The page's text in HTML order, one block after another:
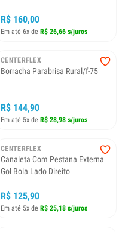
R$ 160,00
Em até 6x de R$ 26,66 s/juros
CENTERFLEX
Borracha Parabrisa Rural/f-75
R$ 144,90
Em até 5x de R$ 28,98 s/juros
CENTERFLEX
Canaleta Com Pestana Externa
Gol Bola Lado Direito
R$ 125,90
Em até 5x de R$ 25,18 s/juros